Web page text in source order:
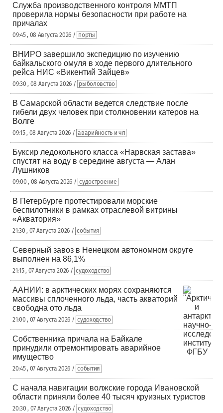
Служба производственного контроля ММТП
проверила нормы безопасности при работе на
причалах
09:45 , 08 Августа 2026 / порты
ВНИРО завершило экспедицию по изучению
байкальского омуля в ходе первого длительного
рейса НИС «Викентий Зайцев»
09:30 , 08 Августа 2026 / рыболовство
В Самарской области ведется следствие после
гибели двух человек при столкновении катеров на
Волге
09:15 , 08 Августа 2026 / аварийность и чп
Буксир ледокольного класса «Нарвская застава»
спустят на воду в середине августа — Алан
Лушников
09:00 , 08 Августа 2026 / судостроение
В Петербурге протестировали морские
беспилотники в рамках отраслевой витрины
«Акватория»
21:30 , 07 Августа 2026 / события
Северный завоз в Ненецком автономном округе
выполнен на 86,1%
21:15 , 07 Августа 2026 / судоходство
ААНИИ: в арктических морях сохраняются
массивы сплоченного льда, часть акваторий
свободна ото льда
21:00 , 07 Августа 2026 / судоходство
Собственника причала на Байкале
принудили отремонтировать аварийное
имущество
20:45 , 07 Августа 2026 / события
С начала навигации волжские города Ивановской
области приняли более 40 тысяч круизных туристов
20:30 , 07 Августа 2026 / судоходство